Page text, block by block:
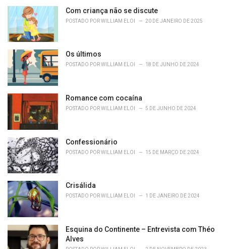
e
Com criança não se discute
POSTADO PORWILLIAM ELOI 20 DE JANEIRO DE 2025
Os últimos
POSTADO PORWILLIAM ELOI 18 DE JUNHO DE 2024
Romance com cocaína
POSTADO PORWILLIAM ELOI 5 DE JUNHO DE 2024
Confessionário
POSTADO PORWILLIAM ELOI 15 DE MARÇO DE 2024
Crisálida
POSTADO PORWILLIAM ELOI 1 DE JANEIRO DE 2024
Esquina do Continente – Entrevista com Théo
Alves